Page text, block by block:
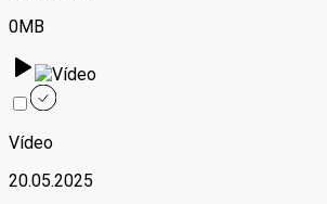
0MB
Vídeo
20.05.2025